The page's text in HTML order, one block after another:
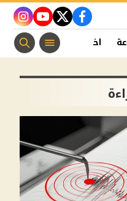
facebook
twitter
youtube
اخبار الفن منوعات